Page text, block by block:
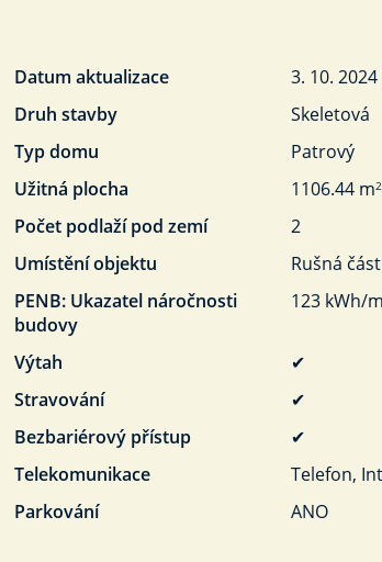
Datum aktualizace
3. 10. 2024
Druh stavby
Skeletová
Typ domu
Patrový
Užitná plocha 1106.44 m2
Počet podlaží pod zemí
2
Umístění objektu
Rušná
PENB: Ukazatel náročnosti
budovy
123 kWh/m
Výtah
✔
Stravování
✔
Bezbariérový přístup
✔
Telekomunikace
Telefon,
Parkování ANO